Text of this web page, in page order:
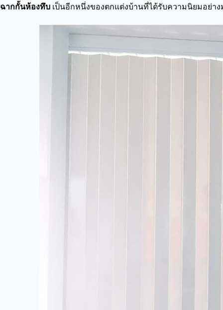
ฉากกั้นห้องทึบ เป็นอีกหนึ่งของตกแต่งบ้านที่ได้รับความนิยมอย่า